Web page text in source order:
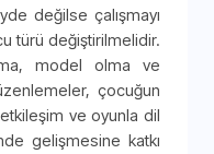
değilse çalışmayı
türü değiştirilmelidir.
model olma ve
çocuğun
etkileşim ve oyunla dil
gelişmesine katkı